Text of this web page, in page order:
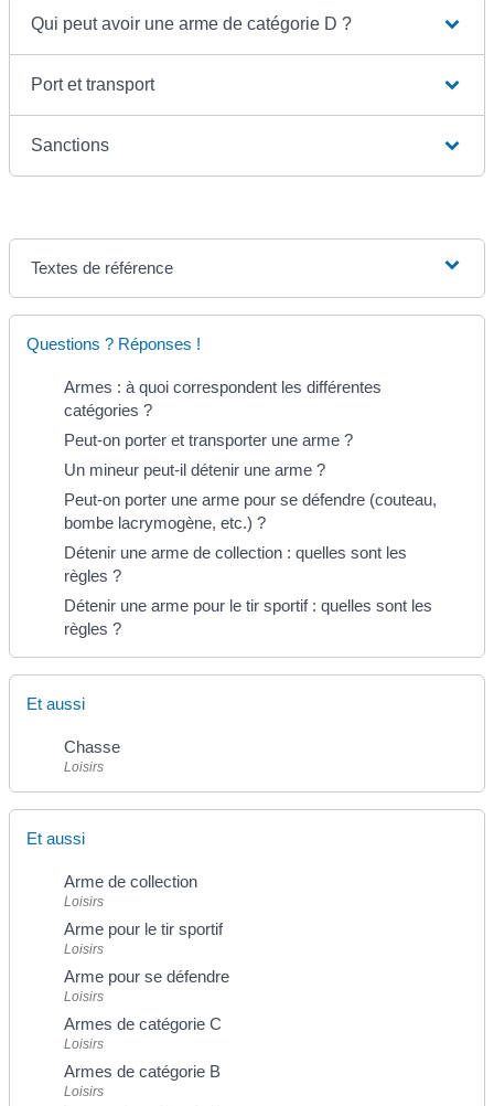
Qui peut avoir une arme de catégorie D ?
Port et transport
Sanctions
Textes de référence
Questions ? Réponses !
Armes : à quoi correspondent les différentes
catégories ?
Peut-on porter et transporter une arme ?
Un mineur peut-il détenir une arme ?
Peut-on porter une arme pour se défendre (couteau,
bombe lacrymogène, etc.) ?
Détenir une arme de collection : quelles sont les
règles ?
Détenir une arme pour le tir sportif : quelles sont les
règles ?
Et aussi
Chasse
Loisirs
Et aussi
Arme de collection
Loisirs
Arme pour le tir sportif
Loisirs
Arme pour se défendre
Loisirs
Armes de catégorie C
Loisirs
Armes de catégorie B
Loisirs